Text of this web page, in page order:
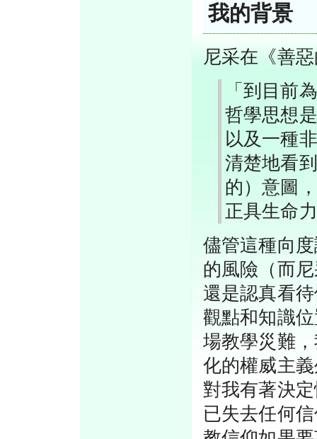
我的背景
尼采在《善
「到目前
哲學思想
以及一種
清楚地看
的）意圖
正具生命
儘管這種向
的風險（而
還是認真看
觀點和知識
場教學災難
化的權威主
對我有著決
已失去任何